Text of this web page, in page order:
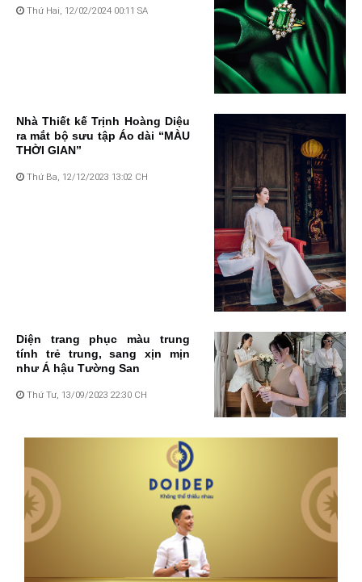
Thứ Hai, 12/02/2024 00:11 SA
Nhà Thiết kế Trịnh Hoàng Diệu
ra mắt bộ sưu tập Áo dài “MÀU
THỜI GIAN”
Thứ Ba, 12/12/2023 13:02 CH
Diện trang phục màu trung
tính trẻ trung, sang xịn mịn
như Á hậu Tường San
Thứ Tư, 13/09/2023 22:30 CH